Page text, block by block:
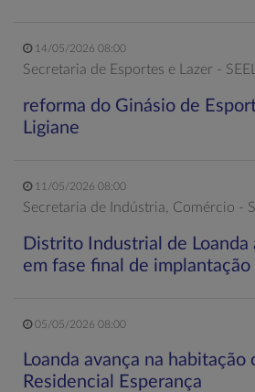
14/05/2026 08:00
Secretaria de Esportes e Lazer - SEEL
reforma do Ginásio de
Ligiane
11/05/2026 08:00
Secretaria de Indústria, Comércio -
Distrito Industrial de Loanda
em fase final de implantação
05/05/2026 08:00
Loanda avança na habitação
Residencial Esperança